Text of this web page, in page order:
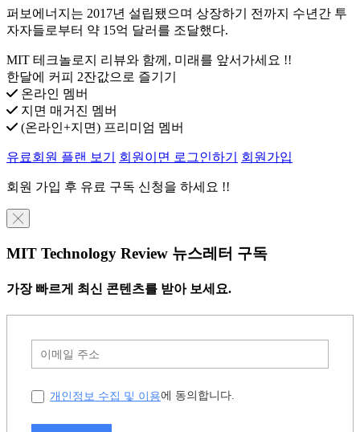
퍼보에너지는 2017년 설립됐으며 상장하기 전까지 수년간 투
자자들로부터 약 15억 달러를 조달했다.
MIT 테크놀로지 리뷰와 함께, 미래를 앞서가세요 !!
한달에 커피 2잔값으로 즐기기
온라인 멤버
지면 매거진 멤버
(온라인+지면) 프리미엄 멤버
유료회원 플랜 보기 회원이면 로그인하기 회원가입
회원 가입 후 유료 구독 신청을 하세요 !!
╳
MIT Technology Review 뉴스레터 구독
가장 빠르게 최신 콘텐츠를 받아 보세요.
개인정보 수집 및 이용에 동의합니다.